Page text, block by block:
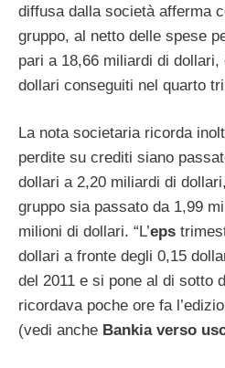
diffusa dalla società afferma
gruppo, al netto delle spese
pari a 18,66 miliardi di
dollari conseguiti nel quarto
La nota societaria ricorda
perdite su crediti siano
dollari a 2,20 miliardi di
gruppo sia passato da 1,99
milioni di dollari. “L’eps
dollari a fronte degli 0,15
del 2011 e si pone al di sotto
ricordava poche ore fa
(vedi anche Bankia verso